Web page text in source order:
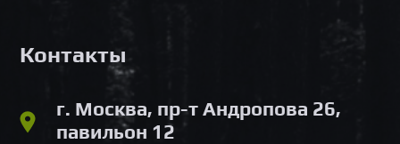
Контакты
г. Москва, пр-т Андропова 26,
павильон 12